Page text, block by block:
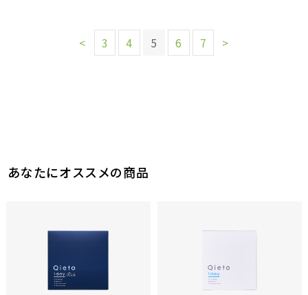
< 3 4 5 6 7 >
あなたにオススメの商品